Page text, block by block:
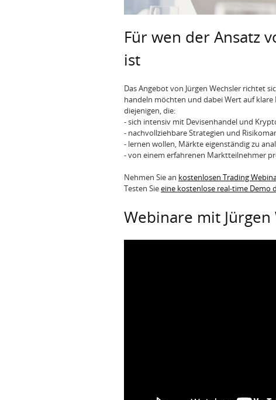
Für wen der Ansatz
ist
Das Angebot von Jürgen Wechsler richtet
handeln möchten und dabei Wert auf
diejenigen, die:
- sich intensiv mit Devisenhandel und
- nachvollziehbare Strategien und
- lernen wollen, Märkte eigenständig zu
- von einem erfahrenen Marktteilnehmer
Nehmen Sie an kostenlosen Trading
Testen Sieeine kostenlose real-time Demo
Webinare mit Jürgen